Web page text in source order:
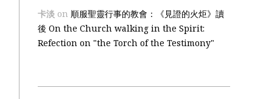
卡淡 on 順服聖靈行事的教會：《見證的火炬》讀
後 On the Church walking in the Spirit:
Refection on "the Torch of the Testimony"